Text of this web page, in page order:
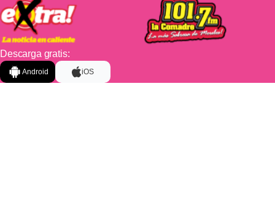
Descarga gratis:
Android iOS